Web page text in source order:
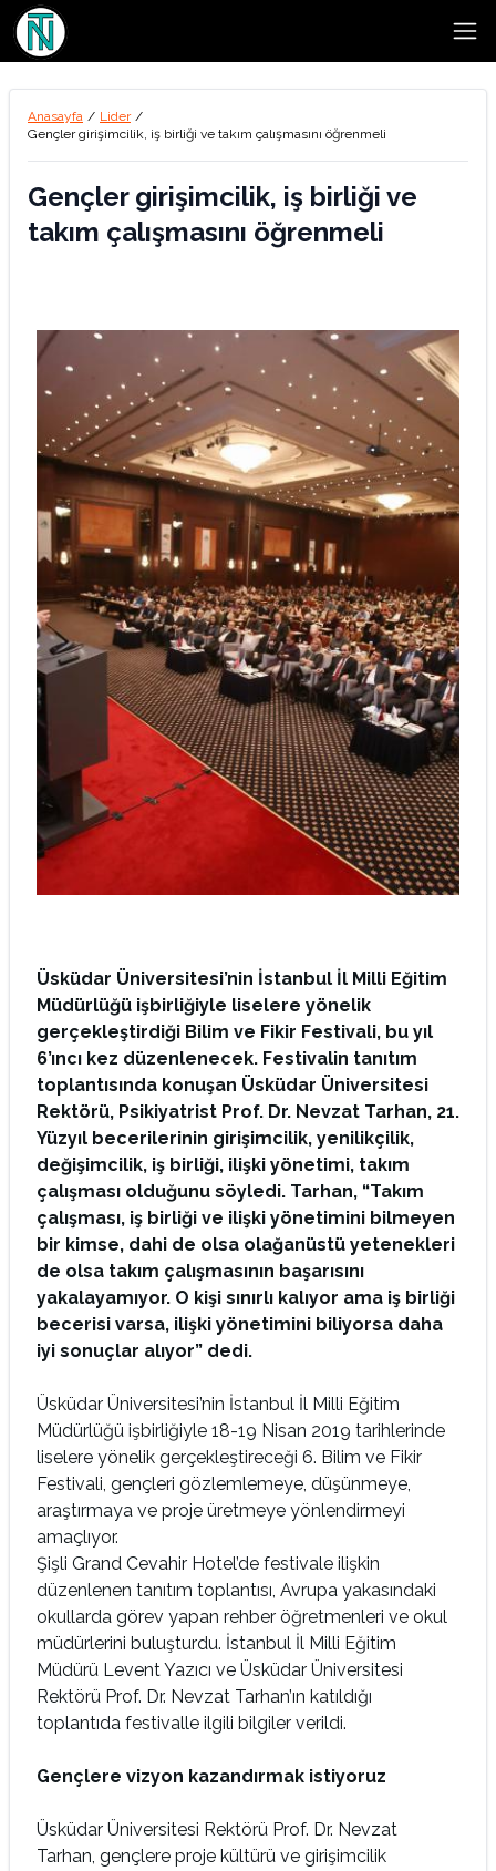
Anasayfa / Lider /
Gençler girişimcilik, iş birliği ve takım çalışmasını öğrenmeli
Gençler girişimcilik, iş birliği ve
takım çalışmasını öğrenmeli
Üsküdar Üniversitesi’nin İstanbul İl Milli Eğitim
Müdürlüğü işbirliğiyle liselere yönelik
gerçekleştirdiği Bilim ve Fikir Festivali, bu yıl
6’ıncı kez düzenlenecek. Festivalin tanıtım
toplantısında konuşan Üsküdar Üniversitesi
Rektörü, Psikiyatrist Prof. Dr. Nevzat Tarhan, 21.
Yüzyıl becerilerinin girişimcilik, yenilikçilik,
değişimcilik, iş birliği, ilişki yönetimi, takım
çalışması olduğunu söyledi. Tarhan, “Takım
çalışması, iş birliği ve ilişki yönetimini bilmeyen
bir kimse, dahi de olsa olağanüstü yetenekleri
de olsa takım çalışmasının başarısını
yakalayamıyor. O kişi sınırlı kalıyor ama iş birliği
becerisi varsa, ilişki yönetimini biliyorsa daha
iyi sonuçlar alıyor” dedi.
Üsküdar Üniversitesi’nin İstanbul İl Milli Eğitim
Müdürlüğü işbirliğiyle 18-19 Nisan 2019 tarihlerinde
liselere yönelik gerçekleştireceği 6. Bilim ve Fikir
Festivali, gençleri gözlemlemeye, düşünmeye,
araştırmaya ve proje üretmeye yönlendirmeyi
amaçlıyor.
Şişli Grand Cevahir Hotel’de festivale ilişkin
düzenlenen tanıtım toplantısı, Avrupa yakasındaki
okullarda görev yapan rehber öğretmenleri ve okul
müdürlerini buluşturdu. İstanbul İl Milli Eğitim
Müdürü Levent Yazıcı ve Üsküdar Üniversitesi
Rektörü Prof. Dr. Nevzat Tarhan’ın katıldığı
toplantıda festivalle ilgili bilgiler verildi.
Gençlere vizyon kazandırmak istiyoruz
Üsküdar Üniversitesi Rektörü Prof. Dr. Nevzat
Tarhan, gençlere proje kültürü ve girişimcilik